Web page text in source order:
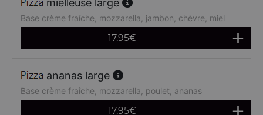
Base crème fraîche, mozzarella, jambon, chèvre, miel
17.95€
ananas large
Base crème fraîche, mozzarella, poulet, ananas
17.95€